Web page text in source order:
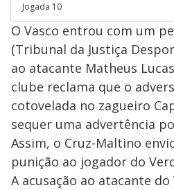
Jogada 10
O Vasco entrou com um
(Tribunal da Justiça
ao atacante Matheus
clube reclama que o
cotovelada no zagueiro
sequer uma advertência
Assim, o Cruz-Maltino
punição ao jogador do
A acusação ao atacante do